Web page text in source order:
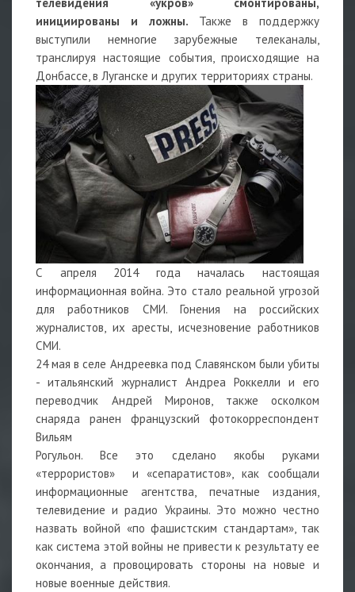
инициированы и ложны. Также в поддержку
выступили немногие зарубежные телеканалы,
транслируя настоящие события, происходящие на
Донбассе, в Луганске и других территориях страны.
С апреля 2014 года началась настоящая
информационная война. Это стало реальной угрозой
для работников СМИ. Гонения на российских
журналистов, их аресты, исчезновение работников
СМИ.
24 мая в селе Андреевка под Славянском были убиты
- итальянский журналист Андреа Роккелли и его
переводчик Андрей Миронов, также осколком
снаряда ранен французский фотокорреспондент
Вильям
Рогульон. Все это сделано якобы руками
«террористов» и «сепаратистов», как сообщали
информационные агентства, печатные издания,
телевидение и радио Украины. Это можно честно
назвать войной «по фашистским стандартам», так
как система этой войны не привести к результату ее
окончания, а провоцировать стороны на новые и
новые военные действия.